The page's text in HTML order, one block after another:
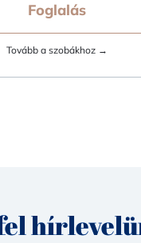
Foglalás
Tovább a szobákhoz →